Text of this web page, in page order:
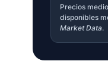
Precios
disponibles
Market Data.